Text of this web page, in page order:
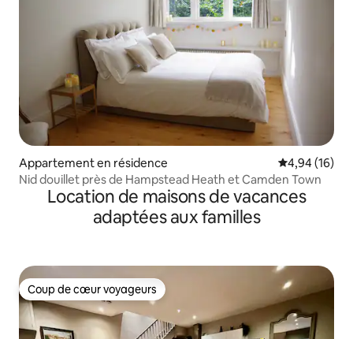
Appartement en résidence Évaluation
4,94 (16)
Nid douillet près de Hampstead Heath et Camden Town
Location de maisons de vacances
adaptées aux familles
Coup de cœur voyageurs
Coup de cœur voyageurs